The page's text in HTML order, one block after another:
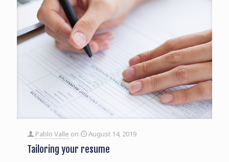
Pablo Valle on August 14, 2019
Tailoring your resume